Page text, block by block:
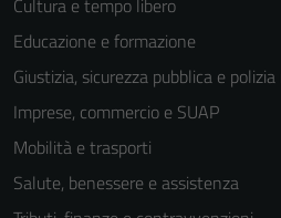
Cultura e tempo libero
Educazione e formazione
Giustizia, sicurezza pubblica e
Imprese, commercio e SUAP
Mobilità e trasporti
Salute, benessere e assistenza